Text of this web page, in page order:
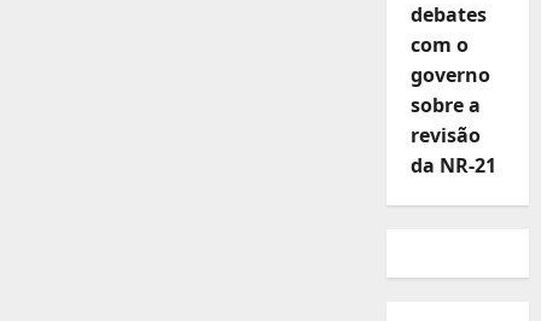
debates
com o
governo
sobre a
revisão
da NR-21